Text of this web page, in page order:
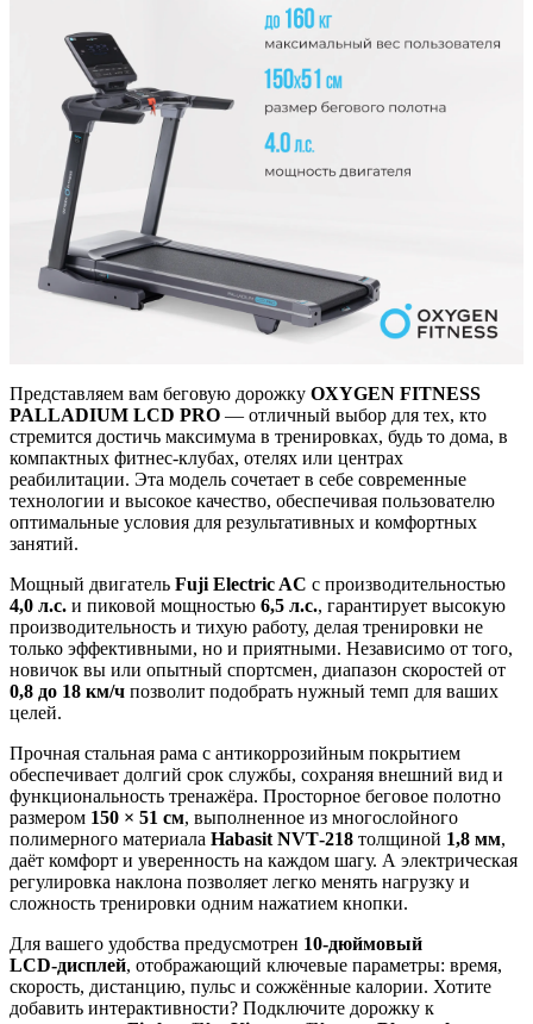
Представляем вам беговую дорожку OXYGEN FITNESS
PALLADIUM LCD PRO — отличный выбор для тех, кто
стремится достичь максимума в тренировках, будь то дома, в
компактных фитнес-клубах, отелях или центрах
реабилитации. Эта модель сочетает в себе современные
технологии и высокое качество, обеспечивая пользователю
оптимальные условия для результативных и комфортных
занятий.
Мощный двигатель Fuji Electric AC с производительностью
4,0 л.с. и пиковой мощностью 6,5 л.с., гарантирует высокую
производительность и тихую работу, делая тренировки не
только эффективными, но и приятными. Независимо от того,
новичок вы или опытный спортсмен, диапазон скоростей от
0,8 до 18 км/ч позволит подобрать нужный темп для ваших
целей.
Прочная стальная рама с антикоррозийным покрытием
обеспечивает долгий срок службы, сохраняя внешний вид и
функциональность тренажёра. Просторное беговое полотно
размером 150 × 51 см, выполненное из многослойного
полимерного материала Habasit NVT‑218 толщиной 1,8 мм,
даёт комфорт и уверенность на каждом шагу. А электрическая
регулировка наклона позволяет легко менять нагрузку и
сложность тренировки одним нажатием кнопки.
Для вашего удобства предусмотрен 10‑дюймовый
LCD‑дисплей, отображающий ключевые параметры: время,
скорость, дистанцию, пульс и сожжённые калории. Хотите
добавить интерактивности? Подключите дорожку к